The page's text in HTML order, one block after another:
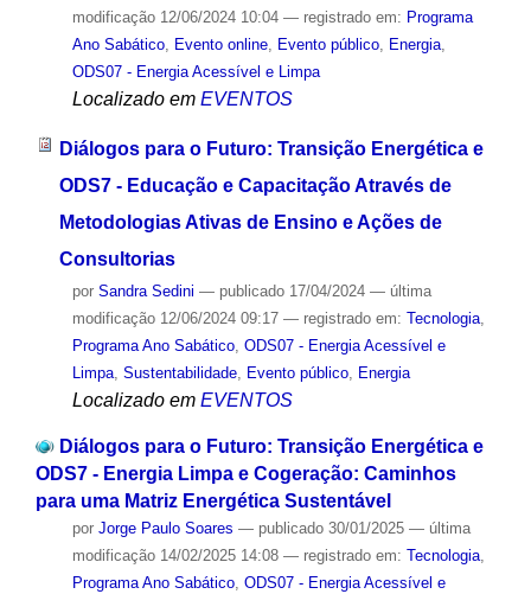
modificação12/06/2024 10:04 — registrado em: Programa
Ano Sabático, Evento online, Evento público, Energia,
ODS07 - Energia Acessível e Limpa
Localizado em EVENTOS
Diálogos para o Futuro: Transição Energética e
ODS7 - Educação e Capacitação Através de
Metodologias Ativas de Ensino e Ações de
Consultorias
por Sandra Sedini — publicado17/04/2024 — última
modificação12/06/2024 09:17 — registrado em: Tecnologia,
Programa Ano Sabático, ODS07 - Energia Acessível e
Limpa, Sustentabilidade, Evento público, Energia
Localizado em EVENTOS
Diálogos para o Futuro: Transição Energética e
ODS7 - Energia Limpa e Cogeração: Caminhos
para uma Matriz Energética Sustentável
por Jorge Paulo Soares — publicado30/01/2025 — última
modificação14/02/2025 14:08 — registrado em: Tecnologia,
Programa Ano Sabático, ODS07 - Energia Acessível e